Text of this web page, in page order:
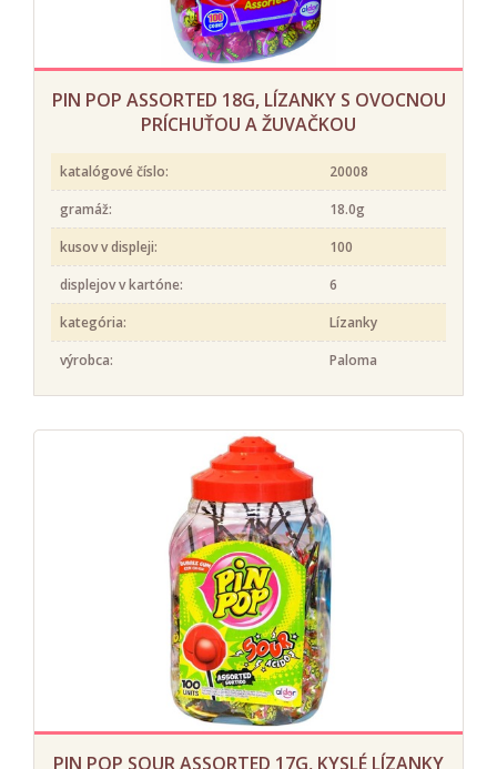
PIN POP ASSORTED 18G, LÍZANKY S OVOCNOU
PRÍCHUŤOU A ŽUVAČKOU
katalógové číslo:
20008
gramáž:
18.0g
kusov v displeji:
100
displejov v kartóne:
6
kategória:
Lízanky
výrobca:
Paloma
PIN POP SOUR ASSORTED 17G, KYSLÉ LÍZANKY